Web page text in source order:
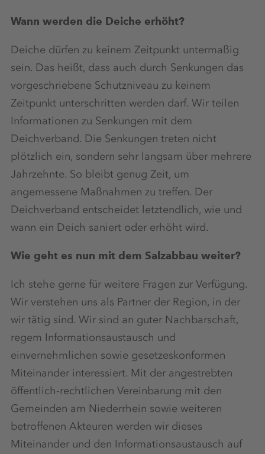
Wann werden die Deiche erhöht?
Deiche dürfen zu keinem Zeitpunkt untermaßig
sein. Das heißt, dass auch durch Senkungen das
vorgeschriebene Schutzniveau zu keinem
Zeitpunkt unterschritten werden darf. Wir teilen
Informationen zu Senkungen mit dem
Deichverband. Die Senkungen treten nicht
plötzlich ein, sondern sehr langsam über mehrere
Jahrzehnte. So bleibt genug Zeit, um
angemessene Maßnahmen zu treffen. Der
Deichverband entscheidet letztendlich, wie und
wann ein Deich saniert oder erhöht wird.
Wie geht es nun mit dem Salzabbau weiter?
Ich stehe gerne für weitere Fragen zur Verfügung.
Wir verstehen uns als Partner der Region, in der
wir tätig sind. Wir sind an guter Nachbarschaft,
regem Informationsaustausch und
einvernehmlichen sowie gesetzeskonformen
Miteinander interessiert. Mit der angestrebten
öffentlich-rechtlichen Vereinbarung mit den
Gemeinden am Niederrhein sowie weiteren
betroffenen Akteuren werden wir dieses
Miteinander und den Informationsaustausch auf